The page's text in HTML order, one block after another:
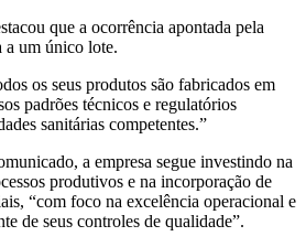
que a ocorrência apontada pela
a um único lote.
os seus produtos são fabricados em
padrões técnicos e regulatórios
sanitárias competentes.”
a empresa segue investindo na
produtivos e na incorporação de
“com foco na excelência operacional e
de seus controles de qualidade”.